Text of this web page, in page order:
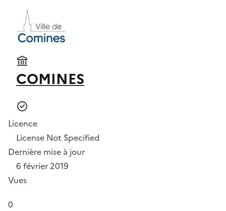
COMINES
Licence
License Not Specified
Dernière mise à jour
6 février 2019
Vues
0